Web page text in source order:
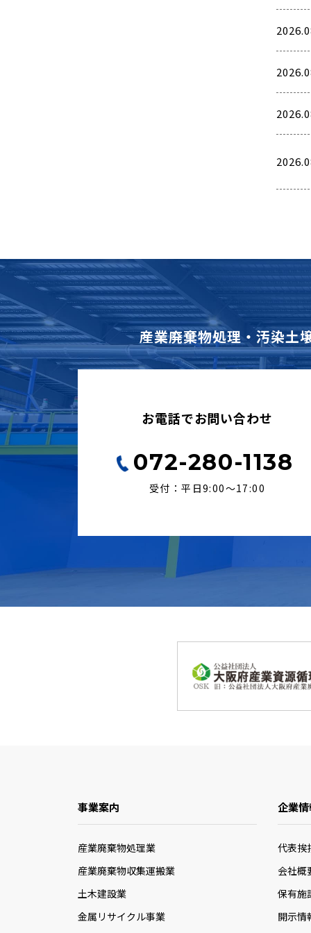
産業廃棄物処理・汚染土
お電話でお問い合わせ
072-280-1138
受付：平日9:00〜17:00
事業案内
産業廃棄物処理業
産業廃棄物収集運搬業
土木建設業
金属リサイクル事業
企業
代表挨
会社概
保有施
開示情